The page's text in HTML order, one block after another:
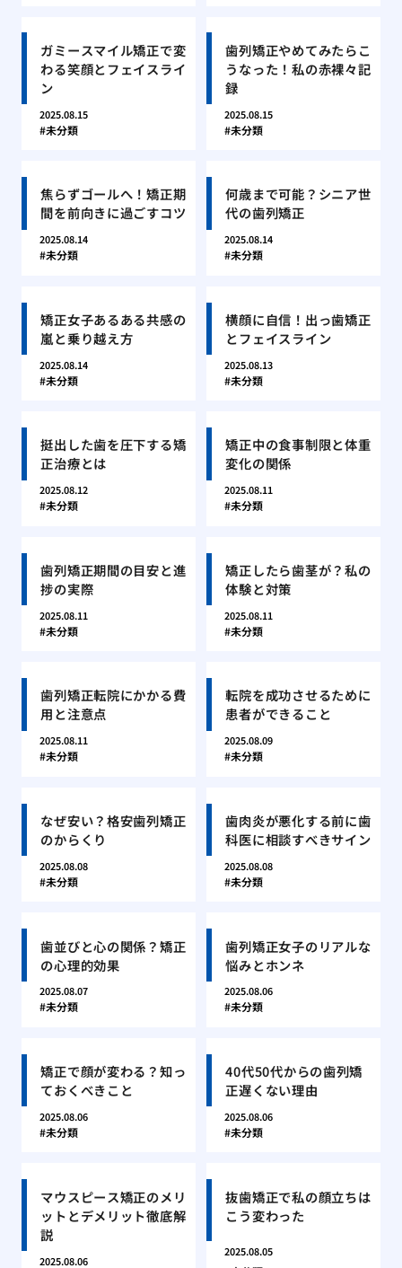
ガミースマイル矯正で変
わる笑顔とフェイスライ
ン
2025.08.15
未分類
歯列矯正やめてみたらこ
うなった！私の赤裸々記
録
2025.08.15
未分類
焦らずゴールへ！矯正期
間を前向きに過ごすコツ
2025.08.14
未分類
何歳まで可能？シニア世
代の歯列矯正
2025.08.14
未分類
矯正女子あるある共感の
嵐と乗り越え方
2025.08.14
未分類
横顔に自信！出っ歯矯正
とフェイスライン
2025.08.13
未分類
挺出した歯を圧下する矯
正治療とは
2025.08.12
未分類
矯正中の食事制限と体重
変化の関係
2025.08.11
未分類
歯列矯正期間の目安と進
捗の実際
2025.08.11
未分類
矯正したら歯茎が？私の
体験と対策
2025.08.11
未分類
歯列矯正転院にかかる費
用と注意点
2025.08.11
未分類
転院を成功させるために
患者ができること
2025.08.09
未分類
なぜ安い？格安歯列矯正
のからくり
2025.08.08
未分類
歯肉炎が悪化する前に歯
科医に相談すべきサイン
2025.08.08
未分類
歯並びと心の関係？矯正
の心理的効果
2025.08.07
未分類
歯列矯正女子のリアルな
悩みとホンネ
2025.08.06
未分類
矯正で顔が変わる？知っ
ておくべきこと
2025.08.06
未分類
40代50代からの歯列矯
正遅くない理由
2025.08.06
未分類
マウスピース矯正のメリ
ットとデメリット徹底解
説
2025.08.06
抜歯矯正で私の顔立ちは
こう変わった
2025.08.05